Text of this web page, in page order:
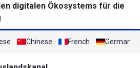
digitalen Ökosystems für die
Chinese French German